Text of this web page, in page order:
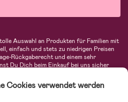
Auswahl an Produkten für Familien mit
einfach und stets zu niedrigen Preisen
Rückgaberecht und einem sehr
Du Dich beim Einkauf bei uns sicher
Produkte für Mütter und eine Menge
Spielsachen, Babyprodukte und
bekannten Herstellern wie Britax, Maxi-
Cookies verwendet werden